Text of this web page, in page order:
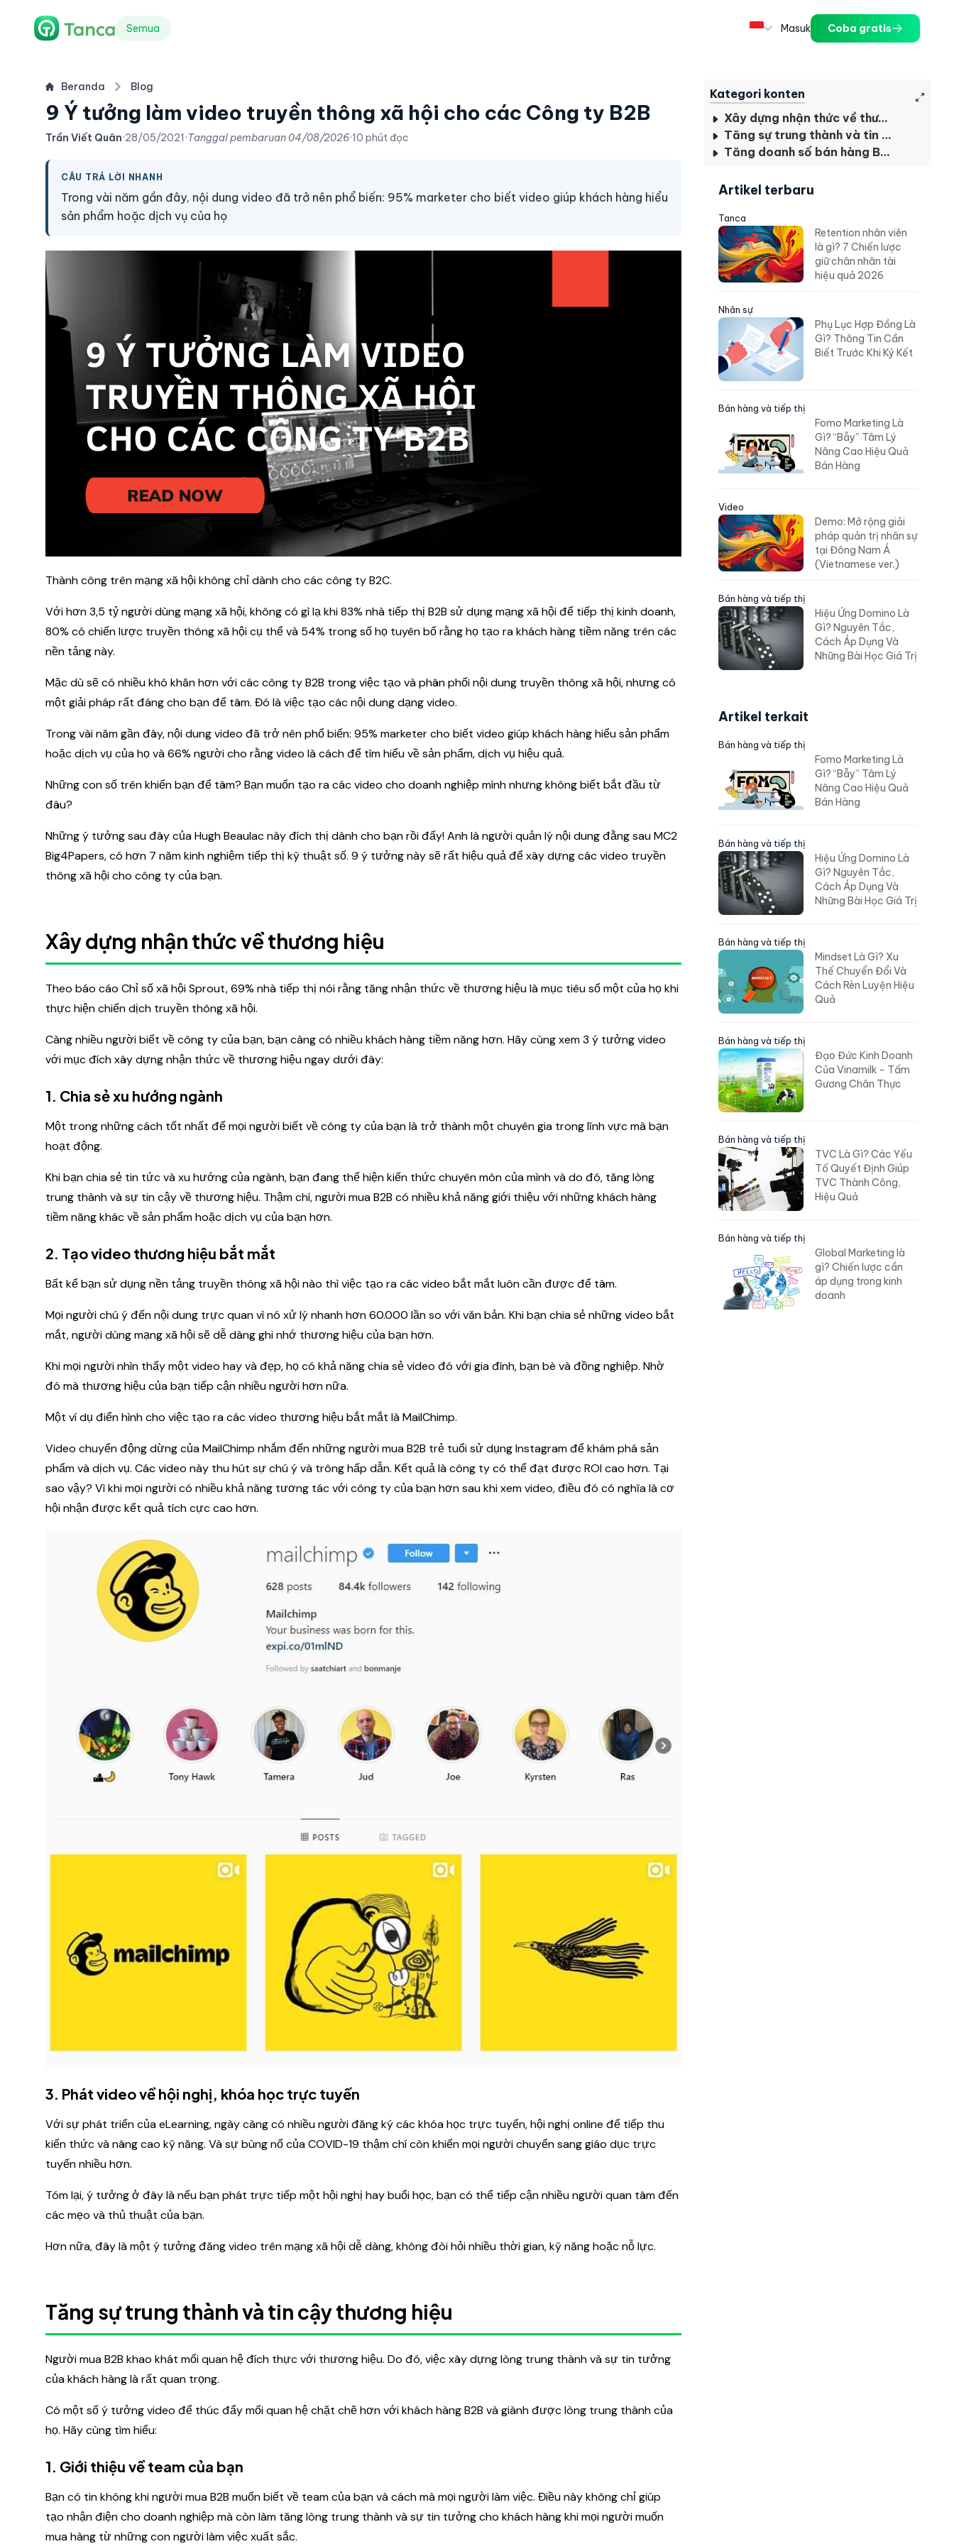
Semua Masuk Coba gratis
Beranda Blog
9 Ý tưởng làm video truyền thông xã hội cho các Công ty B2B
Trần Viết Quân·28/05/2021 ·Tanggal pembaruan04/08/2026·10 phút đọc
CÂU TRẢ LỜI NHANH
Trong vài năm gần đây, nội dung video đã trở nên phổ biến: 95% marketer cho biết video giúp khách hàng hiểu
sản phẩm hoặc dịch vụ của họ
Thành công trên mạng xã hội không chỉ dành cho các công ty B2C.
Với hơn 3,5 tỷ người dùng mạng xã hội, không có gì lạ khi 83% nhà tiếp thị B2B sử dụng mạng xã hội để tiếp thị kinh doanh,
80% có chiến lược truyền thông xã hội cụ thể và 54% trong số họ tuyên bố rằng họ tạo ra khách hàng tiềm năng trên các
nền tảng này.
Mặc dù sẽ có nhiều khó khăn hơn với các công ty B2B trong việc tạo và phân phối nội dung truyền thông xã hội, nhưng có
một giải pháp rất đáng cho bạn để tâm. Đó là việc tạo các nội dung dạng video.
Trong vài năm gần đây, nội dung video đã trở nên phổ biến: 95% marketer cho biết video giúp khách hàng hiểu sản phẩm
hoặc dịch vụ của họ và 66% người cho rằng video là cách để tìm hiểu về sản phẩm, dịch vụ hiệu quả.
Những con số trên khiến bạn để tâm? Bạn muốn tạo ra các video cho doanh nghiệp mình nhưng không biết bắt đầu từ
đâu?
Những ý tưởng sau đây của Hugh Beaulac này đích thị dành cho bạn rồi đấy! Anh là người quản lý nội dung đằng sau MC2
Big4Papers, có hơn 7 năm kinh nghiệm tiếp thị kỹ thuật số. 9 ý tưởng này sẽ rất hiệu quả để xây dựng các video truyền
thông xã hội cho công ty của bạn.
Xây dựng nhận thức về thương hiệu
Theo báo cáo Chỉ số xã hội Sprout, 69% nhà tiếp thị nói rằng tăng nhận thức về thương hiệu là mục tiêu số một của họ khi
thực hiện chiến dịch truyền thông xã hội.
Càng nhiều người biết về công ty của bạn, bạn càng có nhiều khách hàng tiềm năng hơn. Hãy cùng xem 3 ý tưởng video
với mục đích xây dựng nhận thức về thương hiệu ngay dưới đây:
1. Chia sẻ xu hướng ngành
Một trong những cách tốt nhất để mọi người biết về công ty của bạn là trở thành một chuyên gia trong lĩnh vực mà bạn
hoạt động.
Khi bạn chia sẻ tin tức và xu hướng của ngành, bạn đang thể hiện kiến thức chuyên môn của mình và do đó, tăng lòng
trung thành và sự tin cậy về thương hiệu. Thậm chí, người mua B2B có nhiều khả năng giới thiệu với những khách hàng
tiềm năng khác về sản phẩm hoặc dịch vụ của bạn hơn.
2. Tạo video thương hiệu bắt mắt
Bất kể bạn sử dụng nền tảng truyền thông xã hội nào thì việc tạo ra các video bắt mắt luôn cần được để tâm.
Mọi người chú ý đến nội dung trực quan vì nó xử lý nhanh hơn 60.000 lần so với văn bản. Khi bạn chia sẻ những video bắt
mắt, người dùng mạng xã hội sẽ dễ dàng ghi nhớ thương hiệu của bạn hơn.
Khi mọi người nhìn thấy một video hay và đẹp, họ có khả năng chia sẻ video đó với gia đình, bạn bè và đồng nghiệp. Nhờ
đó mà thương hiệu của bạn tiếp cận nhiều người hơn nữa.
Một ví dụ điển hình cho việc tạo ra các video thương hiệu bắt mắt là MailChimp.
Video chuyển động dừng của MailChimp nhắm đến những người mua B2B trẻ tuổi sử dụng Instagram để khám phá sản
phẩm và dịch vụ. Các video này thu hút sự chú ý và trông hấp dẫn. Kết quả là công ty có thể đạt được ROI cao hơn. Tại
sao vậy? Vì khi mọi người có nhiều khả năng tương tác với công ty của bạn hơn sau khi xem video, điều đó có nghĩa là cơ
hội nhận được kết quả tích cực cao hơn.
3. Phát video về hội nghị, khóa học trực tuyến
Với sự phát triển của eLearning, ngày càng có nhiều người đăng ký các khóa học trực tuyến, hội nghị online để tiếp thu
kiến thức và nâng cao kỹ năng. Và sự bùng nổ của COVID-19 thậm chí còn khiến mọi người chuyển sang giáo dục trực
tuyến nhiều hơn.
Tóm lại, ý tưởng ở đây là nếu bạn phát trực tiếp một hội nghị hay buổi học, bạn có thể tiếp cận nhiều người quan tâm đến
các mẹo và thủ thuật của bạn.
Hơn nữa, đây là một ý tưởng đăng video trên mạng xã hội dễ dàng, không đòi hỏi nhiều thời gian, kỹ năng hoặc nỗ lực.
Tăng sự trung thành và tin cậy thương hiệu
Người mua B2B khao khát mối quan hệ đích thực với thương hiệu. Do đó, việc xây dựng lòng trung thành và sự tin tưởng
của khách hàng là rất quan trọng.
Có một số ý tưởng video để thúc đẩy mối quan hệ chặt chẽ hơn với khách hàng B2B và giành được lòng trung thành của
họ. Hãy cùng tìm hiểu:
1. Giới thiệu về team của bạn
Bạn có tin không khi người mua B2B muốn biết về team của bạn và cách mà mọi người làm việc. Điều này không chỉ giúp
tạo nhận điện cho doanh nghiệp mà còn làm tăng lòng trung thành và sự tin tưởng cho khách hàng khi mọi người muốn
mua hàng từ những con người làm việc xuất sắc.
Kategori konten
Xây dựng nhận thức về thương hiệu
Tăng sự trung thành và tin cậy thương hiệu
Tăng doanh số bán hàng B2B
Artikel terbaru
Tanca
Retention nhân viên
là gì? 7 Chiến lược
giữ chân nhân tài
hiệu quả 2026
Nhân sự
Phụ Lục Hợp Đồng Là
Gì? Thông Tin Cần
Biết Trước Khi Ký Kết
Bán hàng và tiếp thị
Fomo Marketing Là
Gì? “Bẫy” Tâm Lý
Nâng Cao Hiệu Quả
Bán Hàng
Video
Demo: Mở rộng giải
pháp quản trị nhân sự
tại Đông Nam Á
(Vietnamese ver.)
Bán hàng và tiếp thị
Hiệu Ứng Domino Là
Gì? Nguyên Tắc,
Cách Áp Dụng Và
Những Bài Học Giá Trị
Artikel terkait
Bán hàng và tiếp thị
Fomo Marketing Là
Gì? “Bẫy” Tâm Lý
Nâng Cao Hiệu Quả
Bán Hàng
Bán hàng và tiếp thị
Hiệu Ứng Domino Là
Gì? Nguyên Tắc,
Cách Áp Dụng Và
Những Bài Học Giá Trị
Bán hàng và tiếp thị
Mindset Là Gì? Xu
Thế Chuyển Đổi Và
Cách Rèn Luyện Hiệu
Quả
Bán hàng và tiếp thị
Đạo Đức Kinh Doanh
Của Vinamilk - Tấm
Gương Chân Thực
Bán hàng và tiếp thị
TVC Là Gì? Các Yếu
Tố Quyết Định Giúp
TVC Thành Công,
Hiệu Quả
Bán hàng và tiếp thị
Global Marketing là
gì? Chiến lược cần
áp dụng trong kinh
doanh